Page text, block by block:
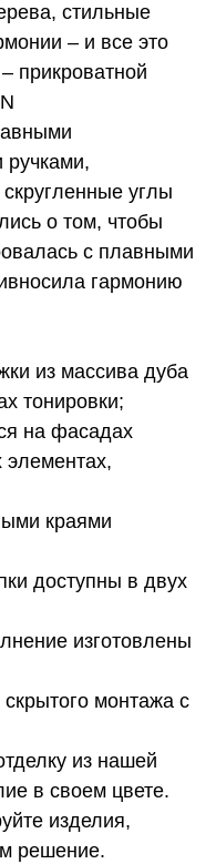
стильные
– и все это
прикроватной
углы
о том, чтобы
с плавными
гармонию
из массива дуба
тонировки;
на фасадах
элементах,
краями
доступны в двух
изготовлены
монтажа с
из нашей
в своем цвете.
изделия,
решение.